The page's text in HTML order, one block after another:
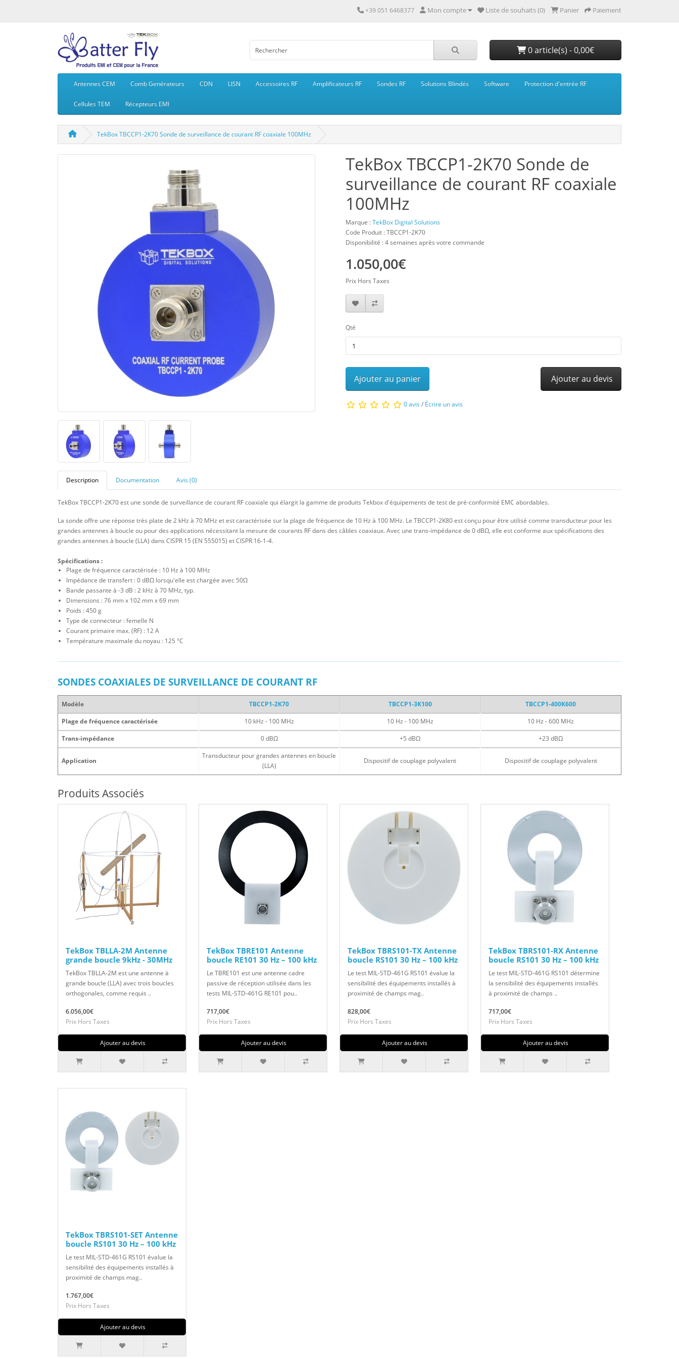
+39 051 6468377 Mon compte Liste de souhaits (0) Panier Paiement
0 article(s) - 0,00€
Antennes CEM Comb Genérateurs CDN LISN Accessoires RF Amplificateurs RF Sondes RF Solutions Blindés Software Protection d'entrée RF
Cellules TEM Récepteurs EMI
TekBox TBCCP1-2K70 Sonde de surveillance de courant RF coaxiale 100MHz
TekBox TBCCP1-2K70 Sonde de
surveillance de courant RF coaxiale
100MHz
Marque :TekBox Digital Solutions
Code Produit : TBCCP1-2K70
Disponibilité : 4 semaines après votre commande
1.050,00€
Prix Hors Taxes
Qté
Ajouter au panier Ajouter au devis
0 avis/ Écrire un avis
Description Documentation Avis (0)
TekBox TBCCP1-2K70 est une sonde de surveillance de courant RF coaxiale qui élargit la gamme de produits Tekbox d'équipements de test de pré-conformité EMC abordables.
La sonde offre une réponse très plate de 2 kHz à 70 MHz et est caractérisée sur la plage de fréquence de 10 Hz à 100 MHz. Le TBCCP1-2K80 est conçu pour être utilisé comme transducteur pour les
grandes antennes à boucle ou pour des applications nécessitant la mesure de courants RF dans des câbles coaxiaux. Avec une trans-impédance de 0 dBΩ, elle est conforme aux spécifications des
grandes antennes à boucle (LLA) dans CISPR 15 (EN 555015) et CISPR 16-1-4.
Spécifications :
Plage de fréquence caractérisée : 10 Hz à 100 MHz
Impédance de transfert : 0 dBΩ lorsqu'elle est chargée avec 50Ω
Bande passante à -3 dB : 2 kHz à 70 MHz, typ.
Dimensions : 76 mm x 102 mm x 69 mm
Poids : 450 g
Type de connecteur : femelle N
Courant primaire max. (RF) : 12 A
Température maximale du noyau : 125 °C
SONDES COAXIALES DE SURVEILLANCE DE COURANT RF
Modèle TBCCP1-2K70 TBCCP1-3K100
TBCCP1-400K600
Plage de fréquence caractérisée
10 kHz - 100 MHz 10 Hz - 100 MHz
10 Hz - 600 MHz
Trans-impédance
0 dBΩ +5 dBΩ +23 dBΩ
Application
Transducteur pour grandes antennes en boucle
(LLA)
Dispositif de couplage polyvalent Dispositif de couplage polyvalent
Produits Associés
TekBox TBLLA-2M Antenne
grande boucle 9kHz - 30MHz
TekBox TBLLA-2M est une antenne à
grande boucle (LLA) avec trois boucles
orthogonales, comme requis ..
6.056,00€
Prix Hors Taxes
Ajouter au devis
TekBox TBRE101 Antenne
boucle RE101 30 Hz – 100 kHz
Le TBRE101 est une antenne cadre
passive de réception utilisée dans les
tests MIL-STD-461G RE101 pou..
717,00€
Prix Hors Taxes
Ajouter au devis
TekBox TBRS101-TX Antenne
boucle RS101 30 Hz – 100 kHz
Le test MIL-STD-461G RS101 évalue la
sensibilité des équipements installés à
proximité de champs mag..
828,00€
Prix Hors Taxes
Ajouter au devis
TekBox TBRS101-RX Antenne
boucle RS101 30 Hz – 100 kHz
Le test MIL-STD-461G RS101 détermine
la sensibilité des équipements installés
à proximité de champs ..
717,00€
Prix Hors Taxes
Ajouter au devis
TekBox TBRS101-SET Antenne
boucle RS101 30 Hz – 100 kHz
Le test MIL-STD-461G RS101 évalue la
sensibilité des équipements installés à
proximité de champs mag..
1.767,00€
Prix Hors Taxes
Ajouter au devis